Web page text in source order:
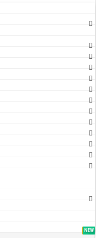
TOP
NEW
NEW
NEW